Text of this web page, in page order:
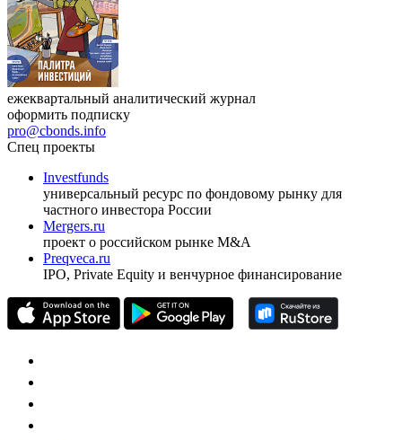
ежеквартальный аналитический журнал
оформить подписку
pro@cbonds.info
Спец проекты
Investfunds
универсальный ресурс по фондовому рынку для
частного инвестора России
Mergers.ru
проект о российском рынке M&A
Preqveca.ru
IPO, Private Equity и венчурное финансирование